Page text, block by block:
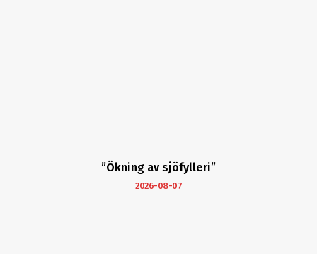
”Ökning av sjöfylleri”
2026-08-07